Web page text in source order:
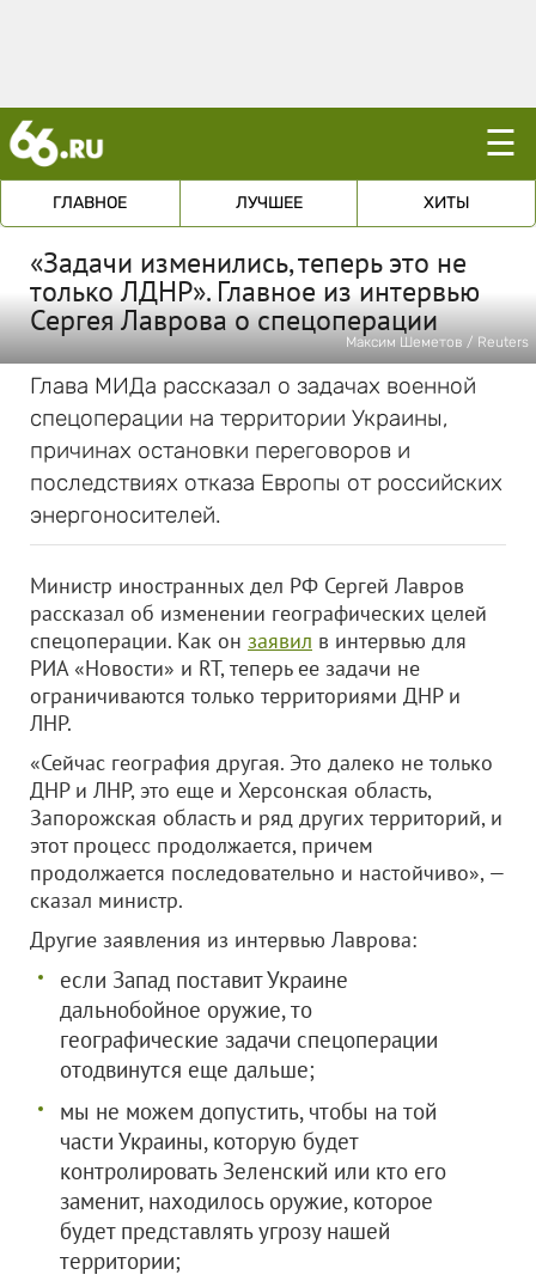
☰
ГЛАВНОЕ ЛУЧШЕЕ ХИТЫ
«Задачи изменились, теперь это не
только ЛДНР». Главное из интервью
Сергея Лаврова о спецоперации
Максим Шеметов / Reuters
Глава МИДа рассказал о задачах военной
спецоперации на территории Украины,
причинах остановки переговоров и
последствиях отказа Европы от российских
энергоносителей.
Министр иностранных дел РФ Сергей Лавров
рассказал об изменении географических целей
спецоперации. Как он заявил в интервью для
РИА «Новости» и RT, теперь ее задачи не
ограничиваются только территориями ДНР и
ЛНР.
«Сейчас география другая. Это далеко не только
ДНР и ЛНР, это еще и Херсонская область,
Запорожская область и ряд других территорий, и
этот процесс продолжается, причем
продолжается последовательно и настойчиво», —
сказал министр.
Другие заявления из интервью Лаврова:
если Запад поставит Украине
дальнобойное оружие, то
географические задачи спецоперации
отодвинутся еще дальше;
мы не можем допустить, чтобы на той
части Украины, которую будет
контролировать Зеленский или кто его
заменит, находилось оружие, которое
будет представлять угрозу нашей
территории;